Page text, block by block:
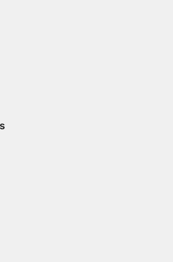
con el objetivo de
de la IAB:
geográfica
en función de la